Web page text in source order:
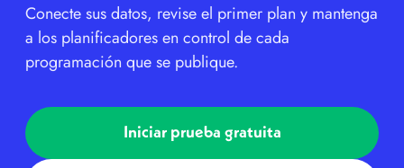
Conecte sus datos, revise el primer plan y mantenga
a los planificadores en control de cada
programación que se publique.
Iniciar prueba gratuita